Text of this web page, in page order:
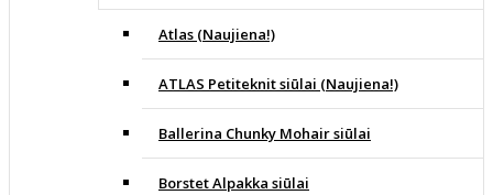
Atlas (Naujiena!)
ATLAS Petiteknit siūlai (Naujiena!)
Ballerina Chunky Mohair siūlai
Borstet Alpakka siūlai